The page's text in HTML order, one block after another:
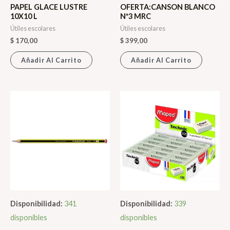
PAPEL GLACE LUSTRE
10X10 L
Útiles escolares
$ 170,00
Añadir Al Carrito
OFERTA:CANSON BLANCO
N*3 MRC
Útiles escolares
$399,00
Añadir Al Carrito
Disponibilidad: 341
disponibles
Disponibilidad: 339
disponibles